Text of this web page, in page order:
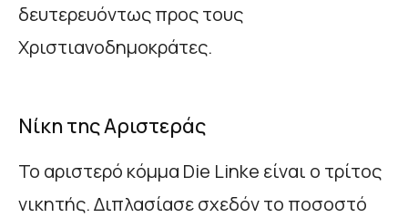
δευτερευόντως προς τους
Χριστιανοδημοκράτες.
Νίκη της Αριστεράς
Το αριστερό κόμμα Die Linke είναι ο τρίτος
νικητής. Διπλασίασε σχεδόν το ποσοστό